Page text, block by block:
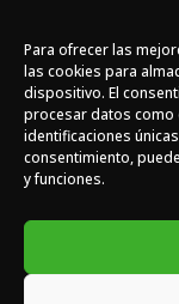
Para ofrecer las
las cookies para
dispositivo. El
procesar datos como
identificaciones
consentimiento,
y funciones.
Síguenos en
Instagram
Facebook
X